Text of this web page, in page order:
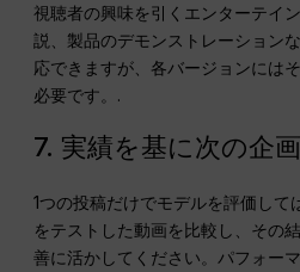
視聴者の興味を引くエンターテイ
説、製品のデモンストレーション
応できますが、各バージョンには
必要です。.
7. 実績を基に次の企
1つの投稿だけでモデルを評価して
をテストした動画を比較し、その
善に活かしてください。パフォー